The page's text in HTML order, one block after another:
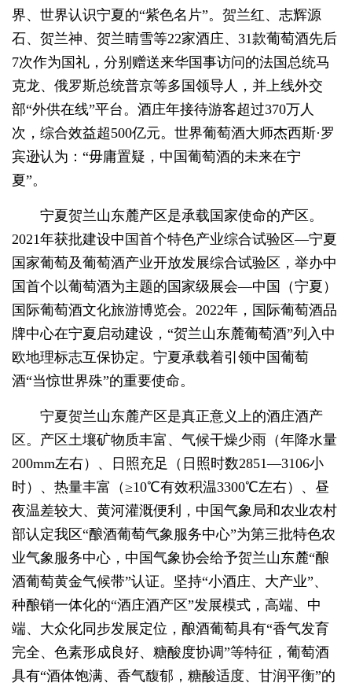
界、世界认识宁夏的“紫色名片”。贺兰红、志辉源
石、贺兰神、贺兰晴雪等22家酒庄、31款葡萄酒先后
7次作为国礼，分别赠送来华国事访问的法国总统马
克龙、俄罗斯总统普京等多国领导人，并上线外交
部“外供在线”平台。酒庄年接待游客超过370万人
次，综合效益超500亿元。世界葡萄酒大师杰西斯·罗
宾逊认为：“毋庸置疑，中国葡萄酒的未来在宁
夏”。
宁夏贺兰山东麓产区是承载国家使命的产区。
2021年获批建设中国首个特色产业综合试验区—宁夏
国家葡萄及葡萄酒产业开放发展综合试验区，举办中
国首个以葡萄酒为主题的国家级展会—中国（宁夏）
国际葡萄酒文化旅游博览会。2022年，国际葡萄酒品
牌中心在宁夏启动建设，“贺兰山东麓葡萄酒”列入中
欧地理标志互保协定。宁夏承载着引领中国葡萄
酒“当惊世界殊”的重要使命。
宁夏贺兰山东麓产区是真正意义上的酒庄酒产
区。产区土壤矿物质丰富、气候干燥少雨（年降水量
200mm左右）、日照充足（日照时数2851—3106小
时）、热量丰富（≥10℃有效积温3300℃左右）、昼
夜温差较大、黄河灌溉便利，中国气象局和农业农村
部认定我区“酿酒葡萄气象服务中心”为第三批特色农
业气象服务中心，中国气象协会给予贺兰山东麓“酿
酒葡萄黄金气候带”认证。坚持“小酒庄、大产业”、
种酿销一体化的“酒庄酒产区”发展模式，高端、中
端、大众化同步发展定位，酿酒葡萄具有“香气发育
完全、色素形成良好、糖酸度协调”等特征，葡萄酒
具有“酒体饱满、香气馥郁，糖酸适度、甘润平衡”的